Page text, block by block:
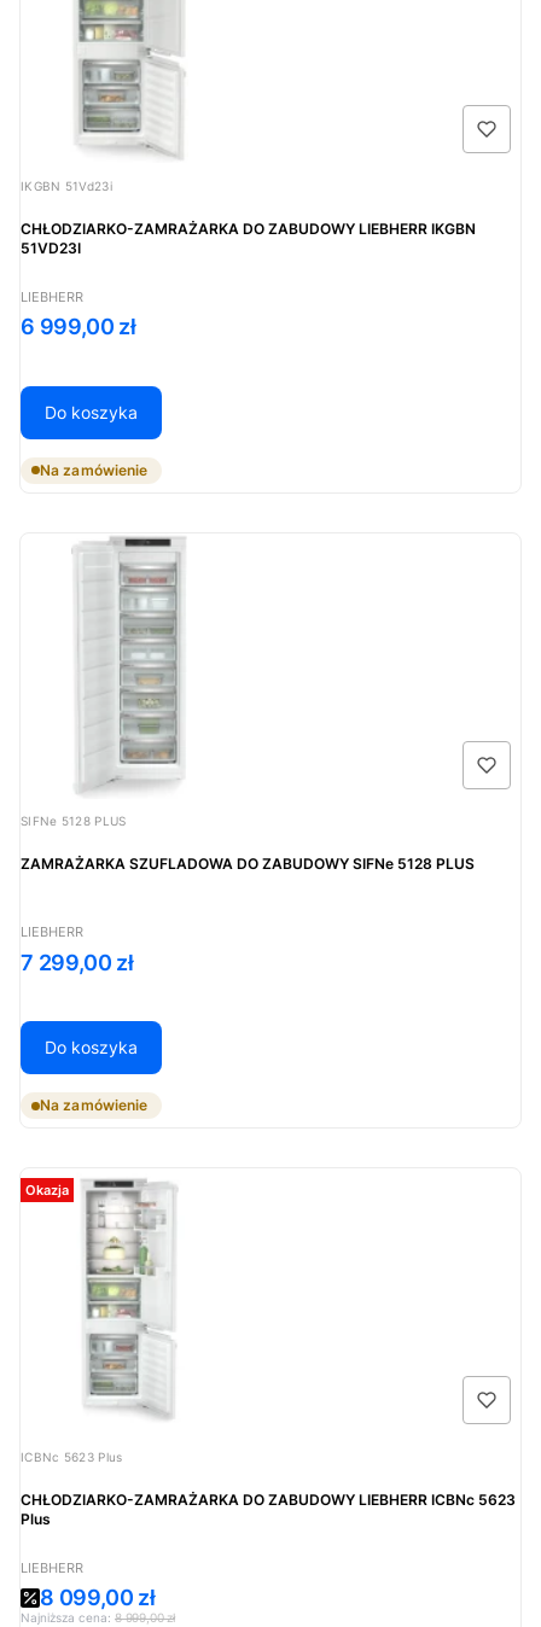
Kod produktu
IKGBN 51Vd23i
CHŁODZIARKO-ZAMRAŻARKA DO ZABUDOWY LIEBHERR IKGBN
51VD23I
PRODUCENT
LIEBHERR
Cena
6 999,00 zł
Do koszyka
Na zamówienie
Kod produktu
SIFNe 5128 PLUS
ZAMRAŻARKA SZUFLADOWA DO ZABUDOWY SIFNe 5128 PLUS
PRODUCENT
LIEBHERR
Cena
7 299,00 zł
Do koszyka
Na zamówienie
Okazja
Kod produktu
ICBNc 5623 Plus
CHŁODZIARKO-ZAMRAŻARKA DO ZABUDOWY LIEBHERR ICBNc 5623
Plus
PRODUCENT
LIEBHERR
Cena promocyjna
8 099,00 zł
Najniższa cena: 8 999,00 zł